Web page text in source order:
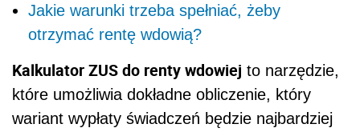
Jakie warunki trzeba spełniać, żeby
otrzymać rentę wdowią?
Kalkulator ZUS do renty wdowiej to narzędzie,
które umożliwia dokładne obliczenie, który
wariant wypłaty świadczeń będzie najbardziej